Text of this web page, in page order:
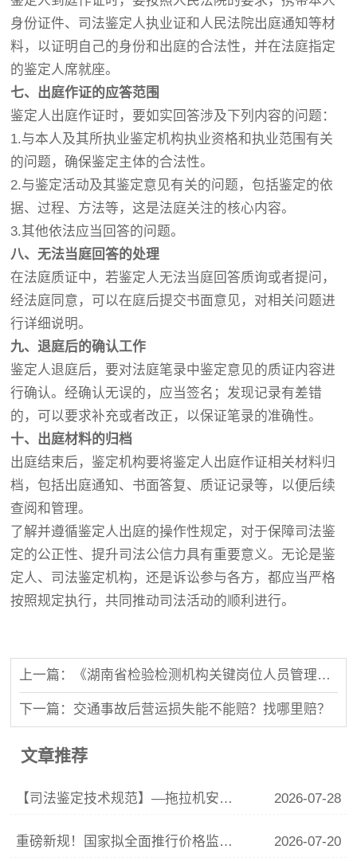
身份证件、司法鉴定人执业证和人民法院出庭通知等材
料，以证明自己的身份和出庭的合法性，并在法庭指定
的鉴定人席就座。
七、出庭作证的应答范围
鉴定人出庭作证时，要如实回答涉及下列内容的问题：
1.与本人及其所执业鉴定机构执业资格和执业范围有关
的问题，确保鉴定主体的合法性。
2.与鉴定活动及其鉴定意见有关的问题，包括鉴定的依
据、过程、方法等，这是法庭关注的核心内容。
3.其他依法应当回答的问题。
八、无法当庭回答的处理
在法庭质证中，若鉴定人无法当庭回答质询或者提问，
经法庭同意，可以在庭后提交书面意见，对相关问题进
行详细说明。
九、退庭后的确认工作
鉴定人退庭后，要对法庭笔录中鉴定意见的质证内容进
行确认。经确认无误的，应当签名；发现记录有差错
的，可以要求补充或者改正，以保证笔录的准确性。
十、出庭材料的归档
出庭结束后，鉴定机构要将鉴定人出庭作证相关材料归
档，包括出庭通知、书面答复、质证记录等，以便后续
查阅和管理。
了解并遵循鉴定人出庭的操作性规定，对于保障司法鉴
定的公正性、提升司法公信力具有重要意义。无论是鉴
定人、司法鉴定机构，还是诉讼参与各方，都应当严格
按照规定执行，共同推动司法活动的顺利进行。
上一篇：《湖南省检验检测机构关键岗位人员管理办法》即将实施，行业迎来重磅新规！
下一篇：交通事故后营运损失能不能赔？找哪里赔？
文章推荐
【司法鉴定技术规范】—拖拉机安全技术规范 2026-07-28
重磅新规！国家拟全面推行价格监督员制度，市场价格监管迎来大升级 2026-07-20